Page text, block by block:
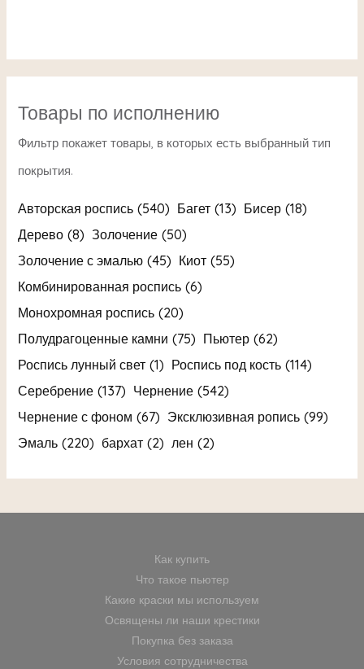
Товары по исполнению
Авторская роспись (540) Багет (13) Бисер (18)
Дерево (8) Золочение (50)
Золочение с эмалью (45) Киот (55)
Комбинированная роспись (6)
Монохромная роспись (20)
Полудрагоценные камни (75) Пьютер (62)
Роспись лунный свет (1) Роспись под кость (114)
Серебрение (137) Чернение (542)
Чернение с фоном (67) Эксклюзивная ропись (99)
Эмаль (220) бархат (2) лен (2)
Как купить
Что такое пьютер
Какие краски мы используем
Освящены ли наши крестики
Покупка без заказа
Условия сотрудничества